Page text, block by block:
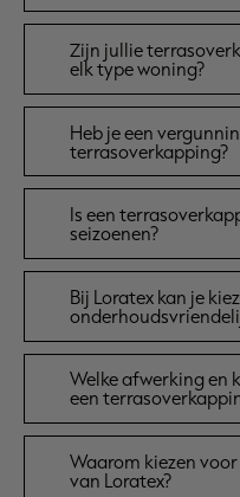
Zijn jullie
elk type woning?
Heb je een
terrasoverkapping?
Is een
seizoenen?
Bij Loratex kan je
Welke afwerking en
een
Waarom kiezen
van Loratex?